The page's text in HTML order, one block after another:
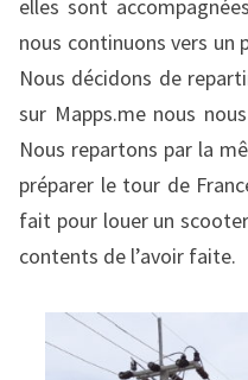
elles sont
nous continuons vers un
Nous décidons de
sur Mapps.me nous
Nous repartons par la
préparer le tour de
fait pour louer un
contents de l’avoir faite.